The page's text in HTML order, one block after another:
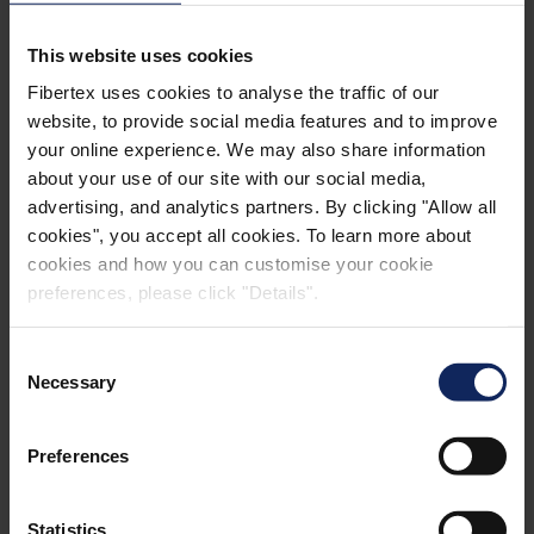
This website uses cookies
Fibertex uses cookies to analyse the traffic of our
website, to provide social media features and to improve
your online experience. We may also share information
about your use of our site with our social media,
advertising, and analytics partners. By clicking "Allow all
cookies", you accept all cookies. To learn more about
cookies and how you can customise your cookie
preferences, please click "Details".
Selection
Necessary
Preferences
Statistics
şöyle devam etti: “Aynı zamanda, en yeni teknolojik
ürün geliştirme yeteneklerimizden de tam olarak
faydalanacağız. Bu nedenle, daha fazla büyümeye
yatırım yapmak için büyük bir potansiyel görüyoruz.”
Satıcı, 2016 yılında South Carolina'da üretim sahasını
kuran Türk nonwoven üreticisi Mogul'dur. South
Carolina'daki tesis, nispeten gelişmiş bir üretim
yöntemi olan ve nonwoven tekstil ürünlerinin
fiberlerinin yüksek hızlı su jetleri ile işlendiği en son
sahip. Fibertex Nonwovens, nonwoven endüstrisinde
teknolojiye ilişkin uzun yıllardır olumlu bir deneyim